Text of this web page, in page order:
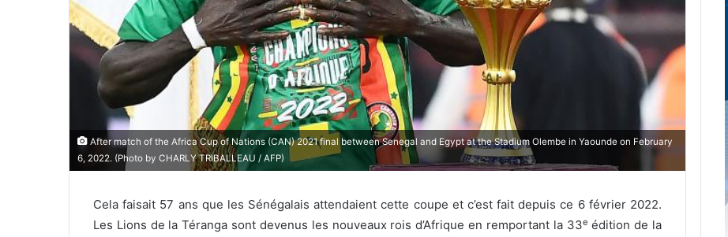
After match of the Africa Cup of Nations (CAN) 2021 final between Senegal and Egypt at the Stadium Olembe in Yaounde on February
6, 2022. (Photo by CHARLY TRIBALLEAU / AFP)
Cela faisait 57 ans que les Sénégalais attendaient cette coupe et c’est fait depuis ce 6 février 2022.
Les Lions de la Téranga sont devenus les nouveaux rois d’Afrique en remportant la 33e édition de la